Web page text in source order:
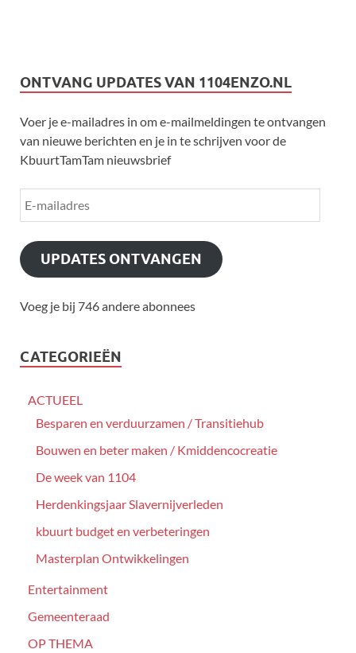
ONTVANG UPDATES VAN 1104ENZO.NL
Voer je e-mailadres in om e-mailmeldingen te ontvangen
van nieuwe berichten en je in te schrijven voor de
KbuurtTamTam nieuwsbrief
UPDATES ONTVANGEN
Voeg je bij 746 andere abonnees
CATEGORIEËN
ACTUEEL
Besparen en verduurzamen / Transitiehub
Bouwen en beter maken / Kmiddencocreatie
De week van 1104
Herdenkingsjaar Slavernijverleden
kbuurt budget en verbeteringen
Masterplan Ontwikkelingen
Entertainment
Gemeenteraad
OP THEMA